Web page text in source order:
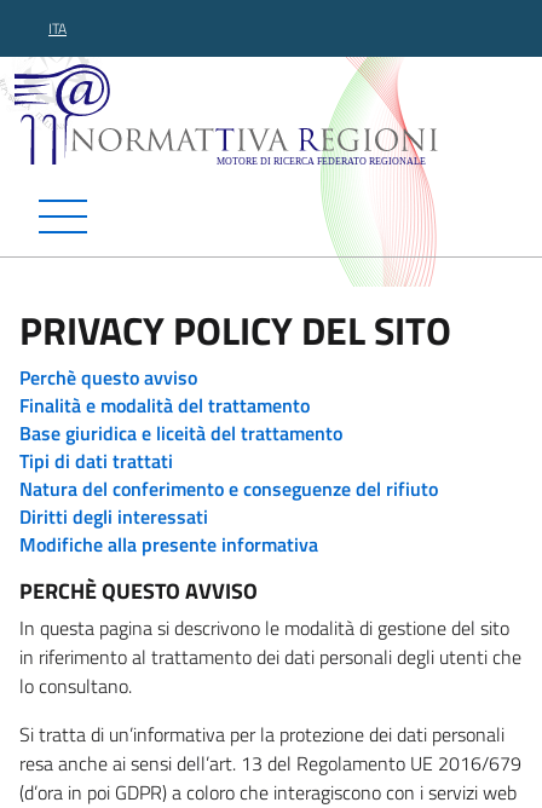
ITA
Normattiva Regioni -
PRIVACY POLICY DEL SITO
Perchè questo avviso
Finalità e modalità del trattamento
Base giuridica e liceità del trattamento
Tipi di dati trattati
Natura del conferimento e conseguenze del rifiuto
Diritti degli interessati
Modifiche alla presente informativa
PERCHÈ QUESTO AVVISO
In questa pagina si descrivono le modalità di gestione del sito
in riferimento al trattamento dei dati personali degli utenti che
lo consultano.
Si tratta di un’informativa per la protezione dei dati personali
resa anche ai sensi dell’art. 13 del Regolamento UE 2016/679
(d’ora in poi GDPR) a coloro che interagiscono con i servizi web